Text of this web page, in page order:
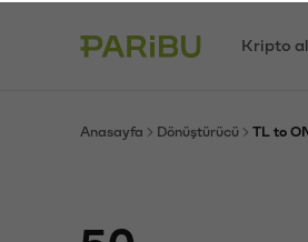
Kripto
Anasayfa Dönüştürücü TL to